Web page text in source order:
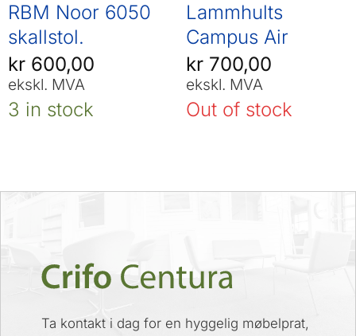
RBM Noor 6050
skallstol.
kr600,00
ekskl. MVA
3 in stock
Lammhults
Campus Air
kr700,00
ekskl. MVA
Out of stock
Ta kontakt i dag for en hyggelig møbelprat,